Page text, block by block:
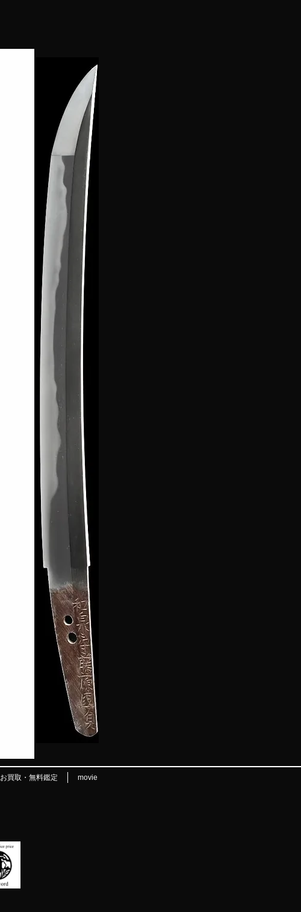
お買取・無料鑑定 movie